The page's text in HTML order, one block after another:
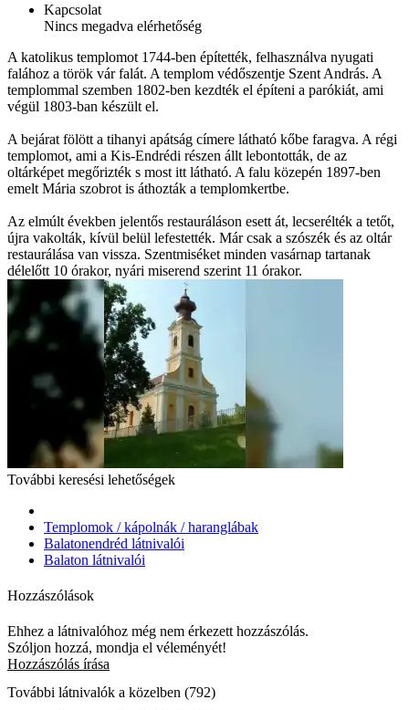
Kapcsolat
Nincs megadva elérhetőség
A katolikus templomot 1744-ben építették, felhasználva nyugati
falához a török vár falát. A templom védőszentje Szent András. A
templommal szemben 1802-ben kezdték el építeni a parókiát, ami
végül 1803-ban készült el.
A bejárat fölött a tihanyi apátság címere látható kőbe faragva. A régi
templomot, ami a Kis-Endrédi részen állt lebontották, de az
oltárképet megőrizték s most itt látható. A falu közepén 1897-ben
emelt Mária szobrot is áthozták a templomkertbe.
Az elmúlt években jelentős restauráláson esett át, lecserélték a tetőt,
újra vakolták, kívül belül lefestették. Már csak a szószék és az oltár
restaurálása van vissza. Szentmiséket minden vasárnap tartanak
délelőtt 10 órakor, nyári miserend szerint 11 órakor.
További keresési lehetőségek
Templomok / kápolnák / haranglábak
Balatonendréd látnivalói
Balaton látnivalói
Hozzászólások
Ehhez a látnivalóhoz még nem érkezett hozzászólás.
Szóljon hozzá, mondja el véleményét!
Hozzászólás írása
További látnivalók a közelben (792)